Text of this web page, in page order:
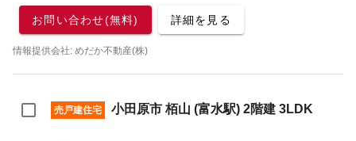
お問い合わせ(無料) 詳細を見る
情報提供会社: めだか不動産(株)
売戸建住宅 小田原市 栢山 (富水駅) 2階建 3LDK